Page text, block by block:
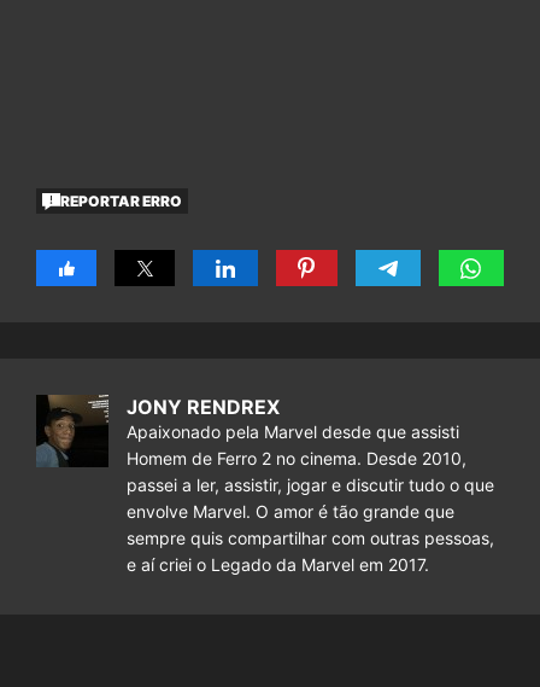
REPORTAR ERRO
JONY RENDREX
Apaixonado pela Marvel desde que assisti
Homem de Ferro 2 no cinema. Desde 2010,
passei a ler, assistir, jogar e discutir tudo o que
envolve Marvel. O amor é tão grande que
sempre quis compartilhar com outras pessoas,
e aí criei o Legado da Marvel em 2017.